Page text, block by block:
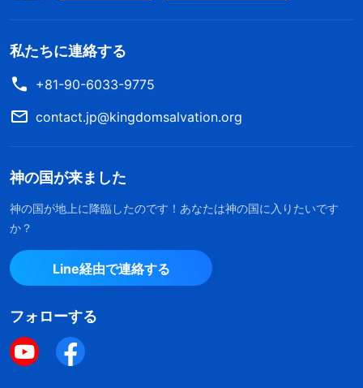
私たちに連絡する
+81-90-6033-9775
contact.jp@kingdomsalvation.org
神の国が来ました
神の国が地上に降臨したのです！あなたは神の国に入りたいです
か？
Line経由で連絡する
フォローする